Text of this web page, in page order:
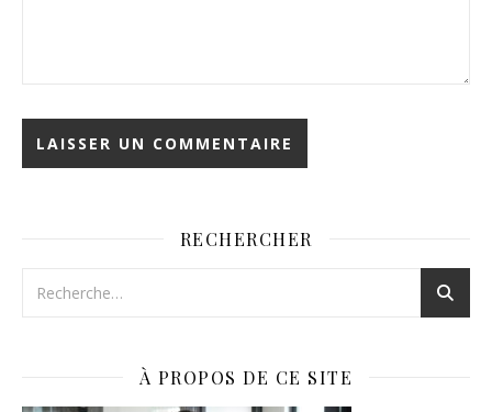
RECHERCHER
À PROPOS DE CE SITE